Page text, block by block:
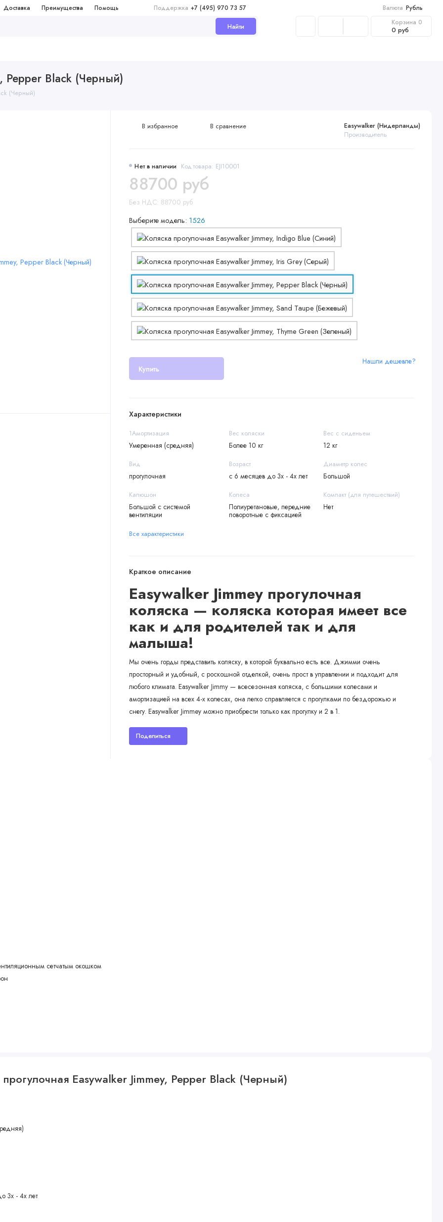
Доставка Преимущества Помощь Поддержка +7 (495) 970 73 57 Валюта Рубль
Найти Корзина 0
0 руб
Pepper Black (Черный)
(Черный)
Нет в наличии Код товара: EJI10001
Easywalker (Нидерланды)
Производитель
88700 руб
Без НДС: 88700 руб
Выберите модель: 1526
Купить
Нашли дешевле?
В избранное В сравнение
Характеристики
1Амортизация
Умеренная (средняя)
Вес коляски
Более 10 кг
Вес с сиденьем
12 кг
Вид
прогулочная
Возраст
с 6 месяцев до 3х - 4х лет
Диаметр колес
Большой
Капюшон
Большой с системой
вентиляции
Колеса
Полиуретановые, передние
поворотные с фиксацией
Компакт (для путешествий)
Нет
Все характеристики
Краткое описание
Easywalker Jimmey прогулочная
коляска — коляска которая имеет все
как и для родителей так и для
малыша!
Мы очень горды представить коляску, в которой буквально есть все. Джимми очень
просторный и удобный, с роскошной отделкой, очень прост в управлении и подходит для
любого климата. Easywalker Jimmy — всесезонная коляска, с большими колесами и
амортизацией на всех 4-х колесах, она легко справляется с прогулками по бездорожью и
снегу. Easywalker Jimmey можно приобрести только как прогулку и 2 в 1.
Поделиться
сетчатым окошком
из эко-кожи
прогулочная Easywalker Jimmey, Pepper Black (Черный)
3х - 4х лет